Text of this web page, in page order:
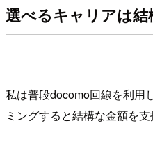
選べるキャリアは結
私は普段docomo回線を利用
ミングすると結構な金額を支